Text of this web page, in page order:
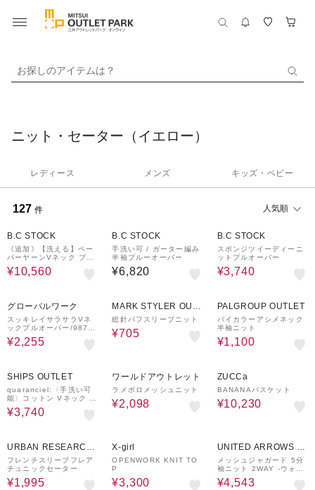
お探しのアイテムは？
ニット・セーター（イエロー）
レディース メンズ キッズ・ベビー
127 件 人気順
B.C STOCK
《追加》【洗える】ペー
パーヤーンVネック プル
オーバー
¥10,560
B.C STOCK
手洗い可 / ガーター編み
半袖プルーオーバー
¥6,820
B.C STOCK
スポンジツイーディーニ
ットプルオーバー
¥3,740
グローバルワーク
スッキレイサラサラVネ
ックプルオーバー/9871
41
¥2,255
MARK STYLER OUT
LET
総針パフスリーブニット
¥705
PALGROUP OUTLET
バイカラーアシメネック
半袖ニット
¥1,100
SHIPS OUTLET
quaranciel:〈手洗い可
能〉コットン Vネック リ
ブ ニット
¥3,740
ワールドアウトレット
ラメポロメッシュニット
¥2,098
ZUCCa
BANANAバスケット
¥10,230
URBAN RESEARCH
ware house
フレンチスリーブフレア
チュニックセーター
¥1,995
X-girl
OPENWORK KNIT TO
P
¥3,300
UNITED ARROWS O
UTLET
メッシュジャガード 5分
袖ニット 2WAY ‐ウォッ
シャブル‐＜A DAY IN T
HE LIFE＞
¥4,543